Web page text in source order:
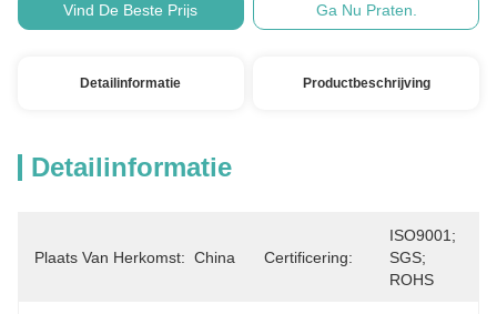
Vind De Beste Prijs Ga Nu Praten.
Detailinformatie Productbeschrijving
Detailinformatie
Plaats Van Herkomst: China Certificering:
ISO9001;
SGS;
ROHS